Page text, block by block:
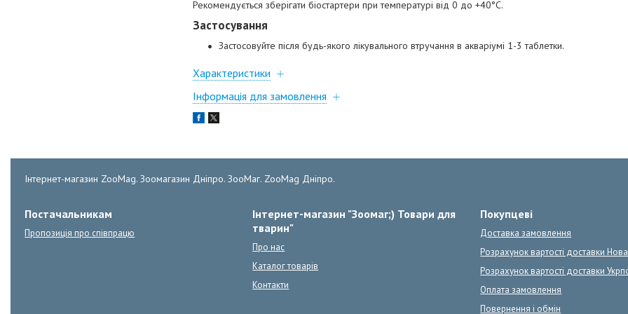
Рекомендується зберігати біостартери при температурі від 0 до +40°C.
Застосування
Застосовуйте після будь-якого лікувального втручання в акваріумі 1-3 таблетки.
Характеристики
Інформація для замовлення
Інтернет-магазин ZooMag. Зоомагазин Дніпро. ЗооМаг. ZooMag Дніпро.
Постачальникам
Пропозиція про співпрацю
Інтернет-магазин "Зоомаг;) Товари для
тварин"
Про нас
Каталог товарів
Контакти
Покупцеві
Доставка замовлення
Розрахунок вартості доставки
Розрахунок вартості доставки
Оплата замовлення
Повернення і обмін